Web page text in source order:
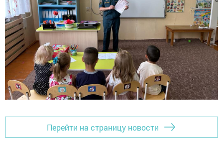
Перейти на страницу новости